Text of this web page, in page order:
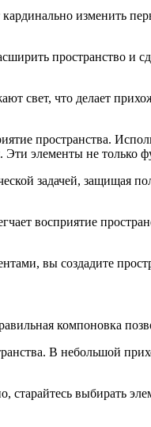
изменить
пространство и
свет, что делает
пространства.
элементы не только
задачей, защищая
восприятие
вы создадите
компоновка
В небольшой
выбирать